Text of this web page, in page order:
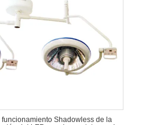
Shadowless de la